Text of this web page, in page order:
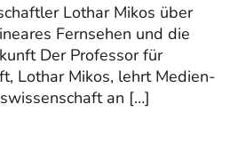
Lothar Mikos über
Fernsehen und die
Der Professor für
Lothar Mikos, lehrt Medien-
an […]